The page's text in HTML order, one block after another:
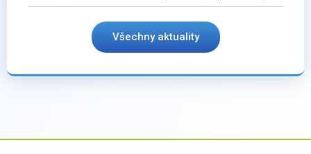
Všechny aktuality